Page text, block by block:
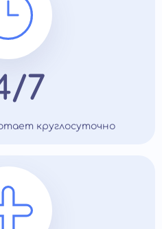
7
круглосуточно